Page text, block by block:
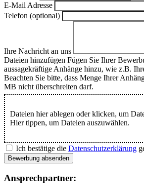
E-Mail Adresse
Telefon (optional)
Ihre Nachricht an uns
Dateien hinzufügen Fügen Sie Ihrer
aussagekräftige Anhänge hinzu, wie z.B.
Beachten Sie bitte, dass Menge Ihrer
MB nicht überschreiten darf.
Dateien hier ablegen oder klicken, um
Hier tippen, um Dateien auszuwählen.
Ich bestätige die Datenschutzerklärung
Bewerbung absenden
Ansprechpartner: